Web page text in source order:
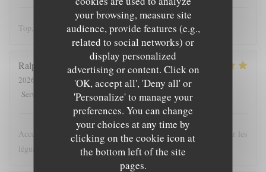
your browsing, measure site
audience, provide features (e.g.,
related to social networks) or
display personalized
advertising or content. Click on
'OK, accept all', 'Deny all' or
'Personalize' to manage your
preferences. You can change
your choices at any time by
clicking on the cookie icon at
the bottom left of the site
pages.
Top, comme d'hab, un délice
Ralph
2026-08-03
- 20:30 - Guests 2
Service
Ambiance: 5/5 Food: 5/5 Value :5/5
Acceuil sympathique Cuisine originale mais délicieuse centré sur les
légumes